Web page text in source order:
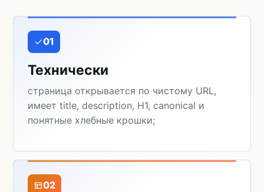
01
Технически
страница открывается по чистому URL,
имеет title, description, H1, canonical и
понятные хлебные крошки;
02